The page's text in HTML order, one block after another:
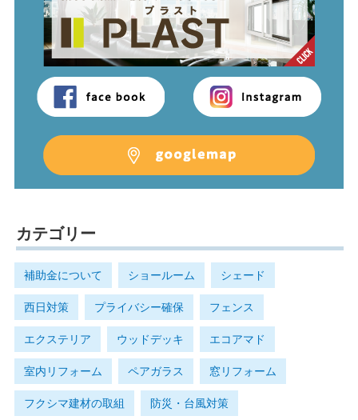
カテゴリー
補助金について ショールーム シェード
西日対策 プライバシー確保 フェンス
エクステリア ウッドデッキ エコアマド
室内リフォーム ペアガラス 窓リフォーム
フクシマ建材の取組 防災・台風対策